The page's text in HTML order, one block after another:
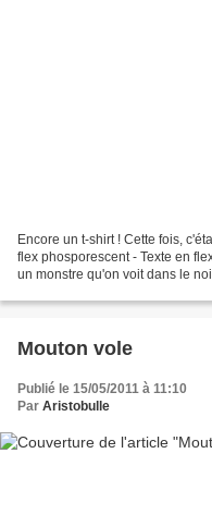
Encore un t-shirt ! Cette fois,
flex phosporescent - Texte en
un monstre qu'on voit dans le
Mouton vole
Publié le 15/05/2011 à 11:10
Par Aristobulle